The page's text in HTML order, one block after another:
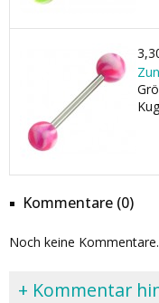
Kommentare (0)
Noch keine Kommentare.
+ Kommentar